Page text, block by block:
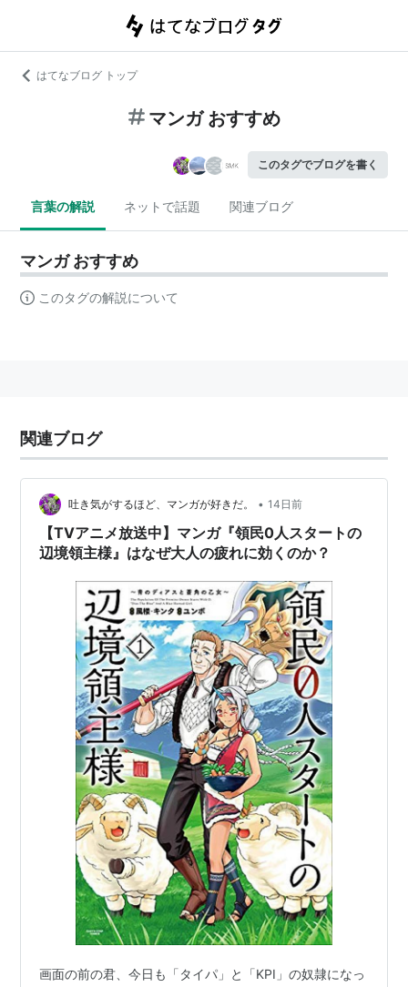
はてなブログ トップ
マンガ おすすめ
このタグでブログを書く
言葉の解説 ネットで話題 関連ブログ
マンガ おすすめ
このタグの解説について
関連ブログ
吐き気がするほど、マンガが好きだ。 • 14日前
【TVアニメ放送中】マンガ『領民0人スタートの
辺境領主様』はなぜ大人の疲れに効くのか？
画面の前の君、今日も「タイパ」と「KPI」の奴隷になっ